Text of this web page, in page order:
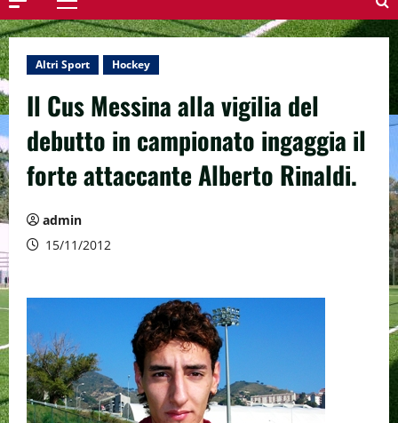
Menu
principale
Altri Sport Hockey
Il Cus Messina alla vigilia del
debutto in campionato ingaggia il
forte attaccante Alberto Rinaldi.
admin
15/11/2012